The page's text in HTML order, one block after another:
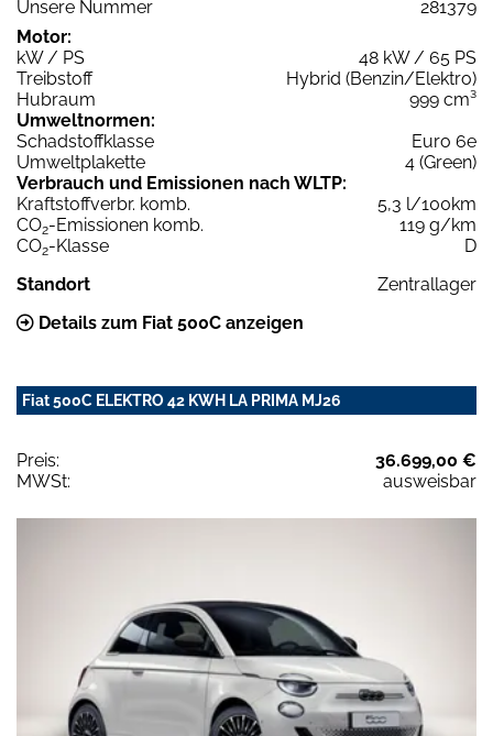
Unsere Nummer
281379
Motor:
kW / PS
48 kW / 65 PS
Treibstoff
Hybrid (Benzin/Elektro)
Hubraum
999 cm³
Umweltnormen:
Schadstoffklasse
Euro 6e
Umweltplakette
4 (Green)
Verbrauch und Emissionen nach WLTP:
Kraftstoffverbr. komb.
5,3 l/100km
CO2-Emissionen komb.
119 g/km
CO2-Klasse
D
Standort
Zentrallager
Details zum Fiat 500C anzeigen
Fiat 500C ELEKTRO 42 KWH LA PRIMA MJ26
Preis:
36.699,00 €
MWSt:
ausweisbar